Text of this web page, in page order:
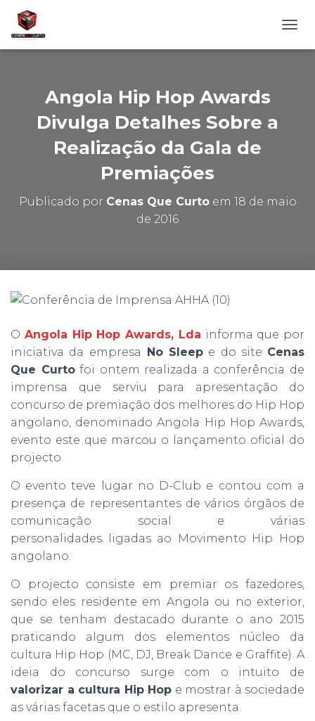
L
Angola Hip Hop Awards
Divulga Detalhes Sobre a
Realização da Gala de
Premiações
Publicado por Cenas Que Curtoem 18 de maio
de 2016
O Angola Hip Hop Awards, Lda informa que por
iniciativa da empresa No Sleep e do site Cenas
Que Curtofoi ontem realizada a conferência de
imprensa que serviu para apresentação do
concurso de premiação dos melhores do Hip Hop
angolano, denominado Angola Hip Hop Awards,
evento este que marcou o lançamento oficial do
projecto.
O evento teve lugar no D-Club e contou com a
presença de representantes de vários órgãos de
comunicação social e várias
personalidades ligadas ao Movimento Hip Hop
angolano.
O projecto consiste em premiar os fazedores,
sendo eles residente em Angola ou no exterior,
que se tenham destacado durante o ano 2015
praticando algum dos elementos núcleo da
cultura Hip Hop (MC, DJ, Break Dance e Graffite). A
ideia do concurso surge com o intuito de
valorizar a cultura Hip Hop e mostrar à sociedade
as várias facetas que o estilo apresenta.